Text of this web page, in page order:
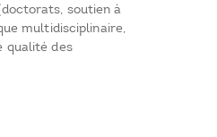
soutien à
multidisciplinaire,
qualité des